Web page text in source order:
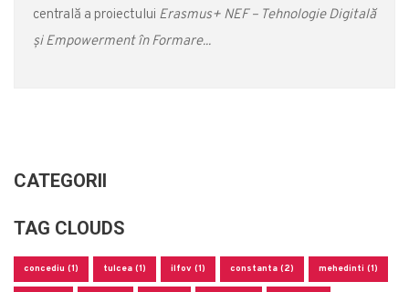
centrală a proiectului Erasmus+ NEF – Tehnologie Digitală
și Empowerment în Formare...
CATEGORII
TAG CLOUDS
concediu (1) tulcea (1) ilfov (1) constanta (2) mehedinti (1)